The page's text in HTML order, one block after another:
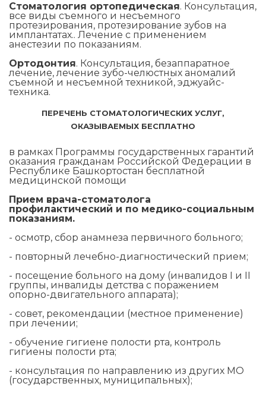
Стоматология ортопедическая. Консультация,
все виды съемного и несъемного
протезирования, протезирование зубов на
имплантатах.. Лечение с применением
анестезии по показаниям.
Ортодонтия. Консультация, безаппаратное
лечение, лечение зубо-челюстных аномалий
съемной и несъемной техникой, эджуайс-
техника.
ПЕРЕЧЕНЬ СТОМАТОЛОГИЧЕСКИХ УСЛУГ,
ОКАЗЫВАЕМЫХ БЕСПЛАТНО
в рамках Программы государственных гарантий
оказания гражданам Российской Федерации в
Республике Башкортостан бесплатной
медицинской помощи
Прием врача-стоматолога
профилактический и по медико-социальным
показаниям.
- осмотр, сбор анамнеза первичного больного;
- повторный лечебно-диагностический прием;
- посещение больного на дому (инвалидов I и II
группы, инвалиды детства с поражением
опорно-двигательного аппарата);
- совет, рекомендации (местное применение)
при лечении;
- обучение гигиене полости рта, контроль
гигиены полости рта;
- консультация по направлению из других МО
(государственных, муниципальных);